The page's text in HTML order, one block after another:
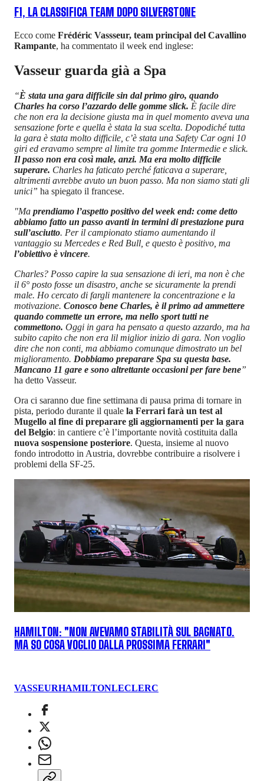
F1, LA CLASSIFICA TEAM DOPO SILVERSTONE
Ecco come Frédéric Vassseur, team principal del Cavallino
Rampante, ha commentato il week end inglese:
Vasseur guarda già a Spa
“È stata una gara difficile sin dal primo giro, quando
Charles ha corso l’azzardo delle gomme slick. È facile dire
che non era la decisione giusta ma in quel momento aveva una
sensazione forte e quella è stata la sua scelta. Dopodiché tutta
la gara è stata molto difficile, c’è stata una Safety Car ogni 10
giri ed eravamo sempre al limite tra gomme Intermedie e slick.
Il passo non era così male, anzi. Ma era molto difficile
superare. Charles ha faticato perché faticava a superare,
altrimenti avrebbe avuto un buon passo. Ma non siamo stati gli
unici” ha spiegato il francese.
"Ma prendiamo l’aspetto positivo del week end: come detto
abbiamo fatto un passo avanti in termini di prestazione pura
sull’asciutto. Per il campionato stiamo aumentando il
vantaggio su Mercedes e Red Bull, e questo è positivo, ma
l’obiettivo è vincere.
Charles? Posso capire la sua sensazione di ieri, ma non è che
il 6° posto fosse un disastro, anche se sicuramente la prendi
male. Ho cercato di fargli mantenere la concentrazione e la
motivazione. Conosco bene Charles, è il primo ad ammettere
quando commette un errore, ma nello sport tutti ne
commettono. Oggi in gara ha pensato a questo azzardo, ma ha
subito capito che non era lil miglior inizio di gara. Non voglio
dire che non conti, ma abbiamo comunque dimostrato un bel
miglioramento. Dobbiamo preparare Spa su questa base.
Mancano 11 gare e sono altrettante occasioni per fare bene”
ha detto Vasseur.
Ora ci saranno due fine settimana di pausa prima di tornare in
pista, periodo durante il quale la Ferrari farà un test al
Mugello al fine di preparare gli aggiornamenti per la gara
del Belgio: in cantiere c’è l’importante novità costituita dalla
nuova sospensione posteriore. Questa, insieme al nuovo
fondo introdotto in Austria, dovrebbe contribuire a risolvere i
problemi della SF-25.
HAMILTON: "NON AVEVAMO STABILITÀ SUL BAGNATO.
MA SO COSA VOGLIO DALLA PROSSIMA FERRARI"
VASSEURHAMILTONLECLERC